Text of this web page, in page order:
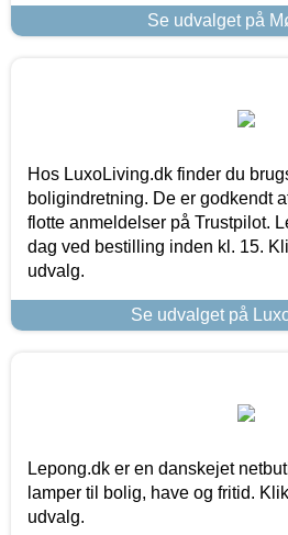
Se udvalget på
Hos LuxoLiving.dk finder du
boligindretning. De er godkendt
flotte anmeldelser på Trustpilot.
dag ved bestilling inden kl. 15.
udvalg.
Se udvalget på
Lepong.dk er en danskejet
lamper til bolig, have og fritid.
udvalg.